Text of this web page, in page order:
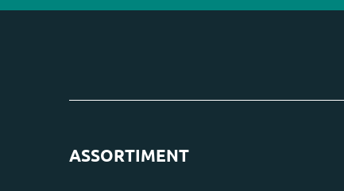
ASSORTIMENT